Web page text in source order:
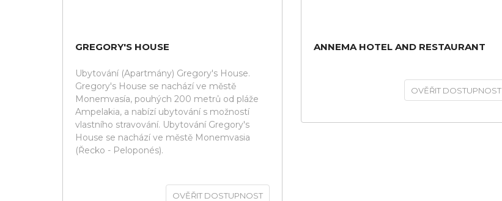
GREGORY'S HOUSE
Ubytování (Apartmány) Gregory's House.
Gregory's House se nachází ve městě
Monemvasía, pouhých 200 metrů od pláže
Ampelakia, a nabízí ubytování s možností
vlastního stravování. Ubytování Gregory's
House se nachází ve městě Monemvasia
(Řecko - Peloponés).
OVĚŘIT DOSTUPNOST
ANNEMA HOTEL AND RESTAURANT
OVĚŘIT DOSTUPNOST